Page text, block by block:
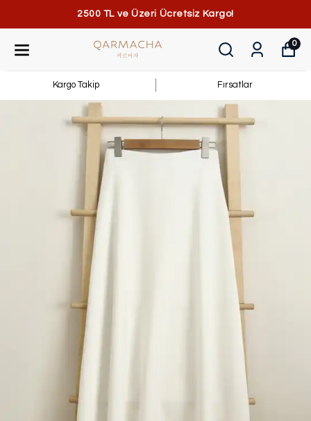
2500 TL ve Üzeri Ücretsiz Kargo!
0
Kargo Takip Fırsatlar